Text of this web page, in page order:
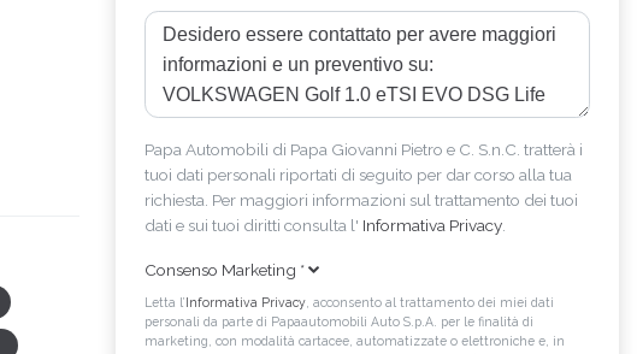
Papa Automobili di Papa Giovanni Pietro e C. S.n.C. tratterà i
tuoi dati personali riportati di seguito per dar corso alla tua
richiesta. Per maggiori informazioni sul trattamento dei tuoi
dati e sui tuoi diritti consulta l' Informativa Privacy
Consenso Marketing *
Letta l’Informativa Privacy , acconsento al trattamento dei miei dati
personali da parte di Papaautomobili Auto S.p.A. per le finalità di
marketing, con modalità cartacee, automatizzate o elettroniche e, in